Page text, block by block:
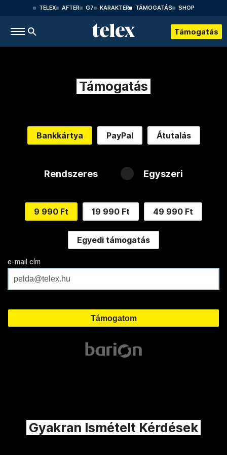
TELEX AFTER G7 KARAKTER TÁMOGATÁS SHOP
Támogatás
Támogatás
Bankkártya PayPal Átutalás
Rendszeres Egyszeri
9 990 Ft 19 990 Ft 49 990 Ft
Egyedi támogatás
e-mail cím
Gyakran Ismételt Kérdések